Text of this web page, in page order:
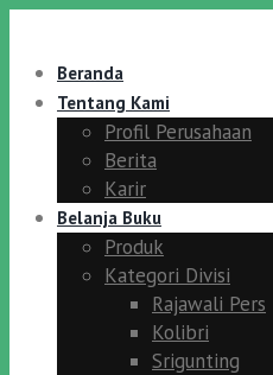
Beranda
Tentang Kami
Profil Perusahaan
Berita
Karir
Belanja Buku
Produk
Kategori Divisi
Rajawali Pers
Kolibri
Srigunting